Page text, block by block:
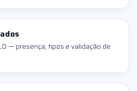
— presença, tipos e validação de